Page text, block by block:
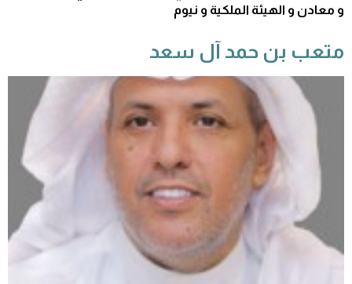
و معادن و الهيئة الملكية و نيوم
متعب بن حمد آل سعد